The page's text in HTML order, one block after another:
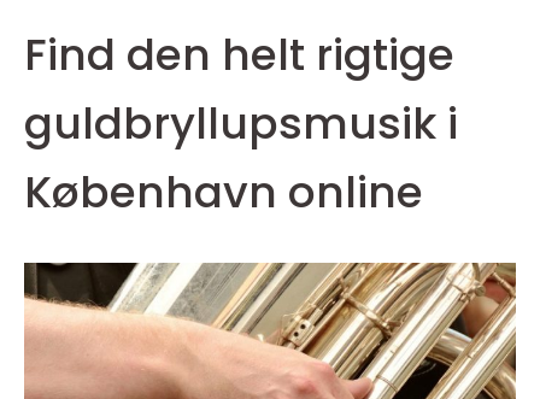
Find den helt rigtige
guldbryllupsmusik i
København online